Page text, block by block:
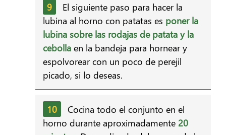
El siguiente paso para hacer la
lubina al horno con patatas es poner la
lubina sobre las rodajas de patata y la
cebolla en la bandeja para hornear y
espolvorear con un poco de perejil
picado, si lo deseas.
Cocina todo el conjunto en el
horno durante aproximadamente 20